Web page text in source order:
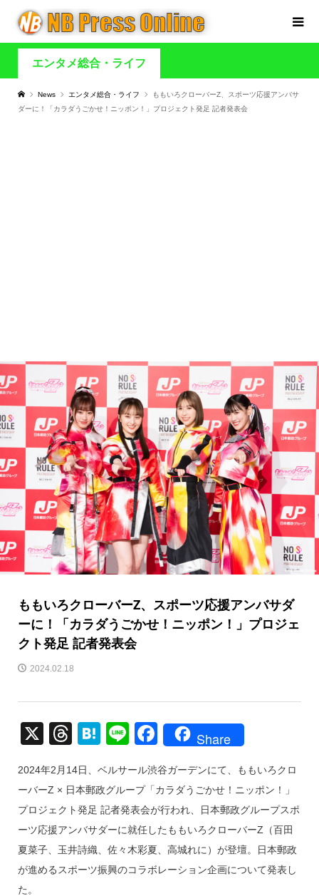
エンタメ総合・ライフ
News エンタメ総合・ライフ
ももいろクローバーZ、スポーツ応援アンバサ
ダーに！「カラダうごかせ！ニッポン！」プロジェクト発足 記者発表会
ももいろクローバーZ、スポーツ応援アンバサダ
ーに！「カラダうごかせ！ニッポン！」プロジェ
クト発足 記者発表会
2024.02.18
X
T
e
a
d
s
H
e
n
a
Li
e
F
c
e
b
o
o
Share
2024年2月14日、ベルサール渋谷ガーデンにて、ももいろクロ
ーバーZ × 日本郵政グループ「カラダうごかせ！ニッポン！」
プロジェクト発足 記者発表会が行われ、日本郵政グループスポ
ーツ応援アンバサダーに就任したももいろクローバーZ（百田
夏菜子、玉井詩織、佐々木彩夏、高城れに）が登壇。日本郵政
が進めるスポーツ振興のコラボレーション企画について発表し
た。